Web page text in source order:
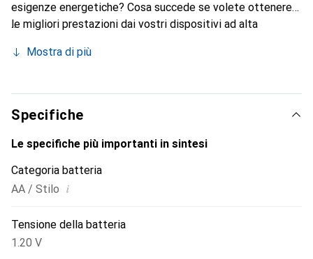
esigenze energetiche? Cosa succede se volete ottenere
le migliori prestazioni dai vostri dispositivi ad alta
controller di gioco wireless? Per queste necessità ci sono
Mostra di più
Specifiche
Le specifiche più importanti in sintesi
Categoria batteria
AA / Stilo i
Tensione della batteria
1.20 V